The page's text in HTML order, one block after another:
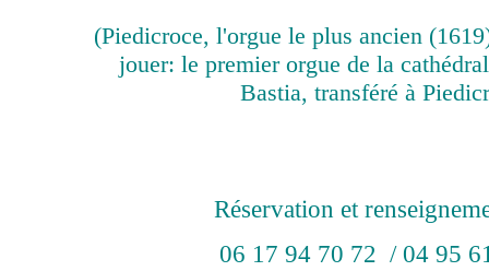
(Piedicroce, l'orgue le plus ancien
jouer: le premier orgue de la
Bastia, transféré à
Réservation et
06 17 94 70 72 / 04 95